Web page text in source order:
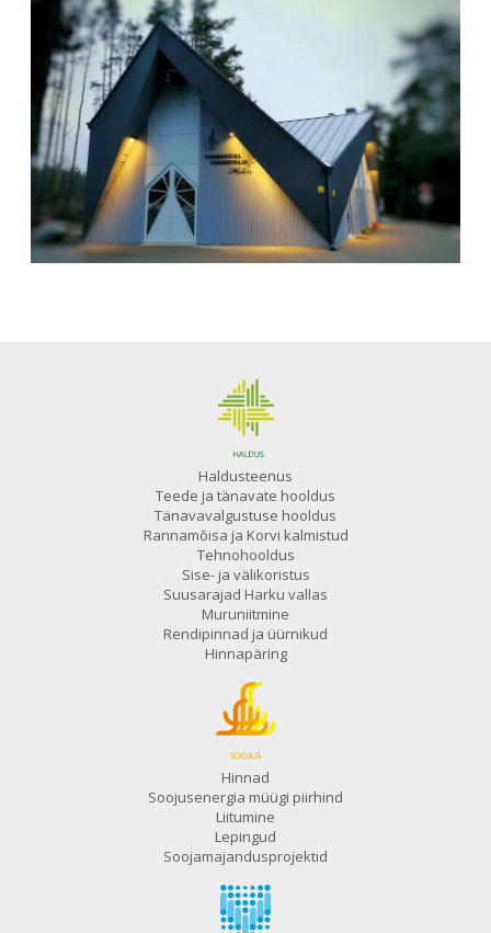
Haldusteenus
Teede ja tänavate hooldus
Tänavavalgustuse hooldus
Rannamõisa ja Korvi kalmistud
Tehnohooldus
Sise- ja välikoristus
Suusarajad Harku vallas
Muruniitmine
Rendipinnad ja üürnikud
Hinnapäring
Hinnad
Soojusenergia müügi piirhind
Liitumine
Lepingud
Soojamajandusprojektid